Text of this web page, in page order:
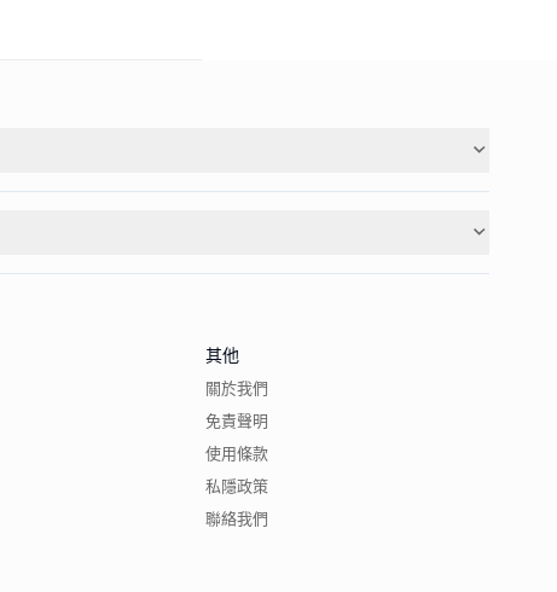
其他
關於我們
免責聲明
使用條款
私隱政策
聯絡我們